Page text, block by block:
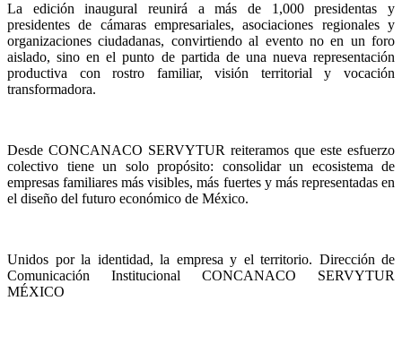
La edición inaugural reunirá a más de 1,000 presidentas y
presidentes de cámaras empresariales, asociaciones regionales y
organizaciones ciudadanas, convirtiendo al evento no en un foro
aislado, sino en el punto de partida de una nueva representación
productiva con rostro familiar, visión territorial y vocación
transformadora.
Desde CONCANACO SERVYTUR reiteramos que este esfuerzo
colectivo tiene un solo propósito: consolidar un ecosistema de
empresas familiares más visibles, más fuertes y más representadas en
el diseño del futuro económico de México.
Unidos por la identidad, la empresa y el territorio. Dirección de
Comunicación Institucional CONCANACO SERVYTUR
MÉXICO